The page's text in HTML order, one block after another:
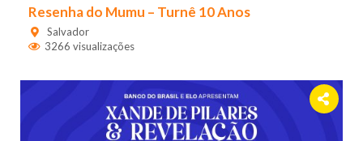
Resenha do Mumu – Turnê 10 Anos
Salvador
3266 visualizações